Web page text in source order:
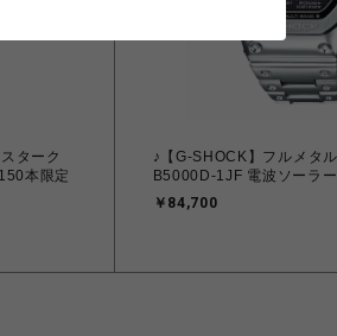
ターク
本限定
♪【G-SHOCK】フルメタ
B5000D-1JF 電波ソーラー
￥84,700